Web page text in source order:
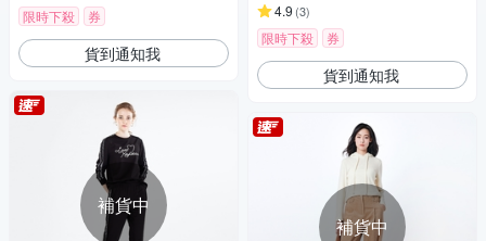
限時下殺 券
貨到通知我
補貨中
4.9 (3)
限時下殺 券
貨到通知我
補貨中